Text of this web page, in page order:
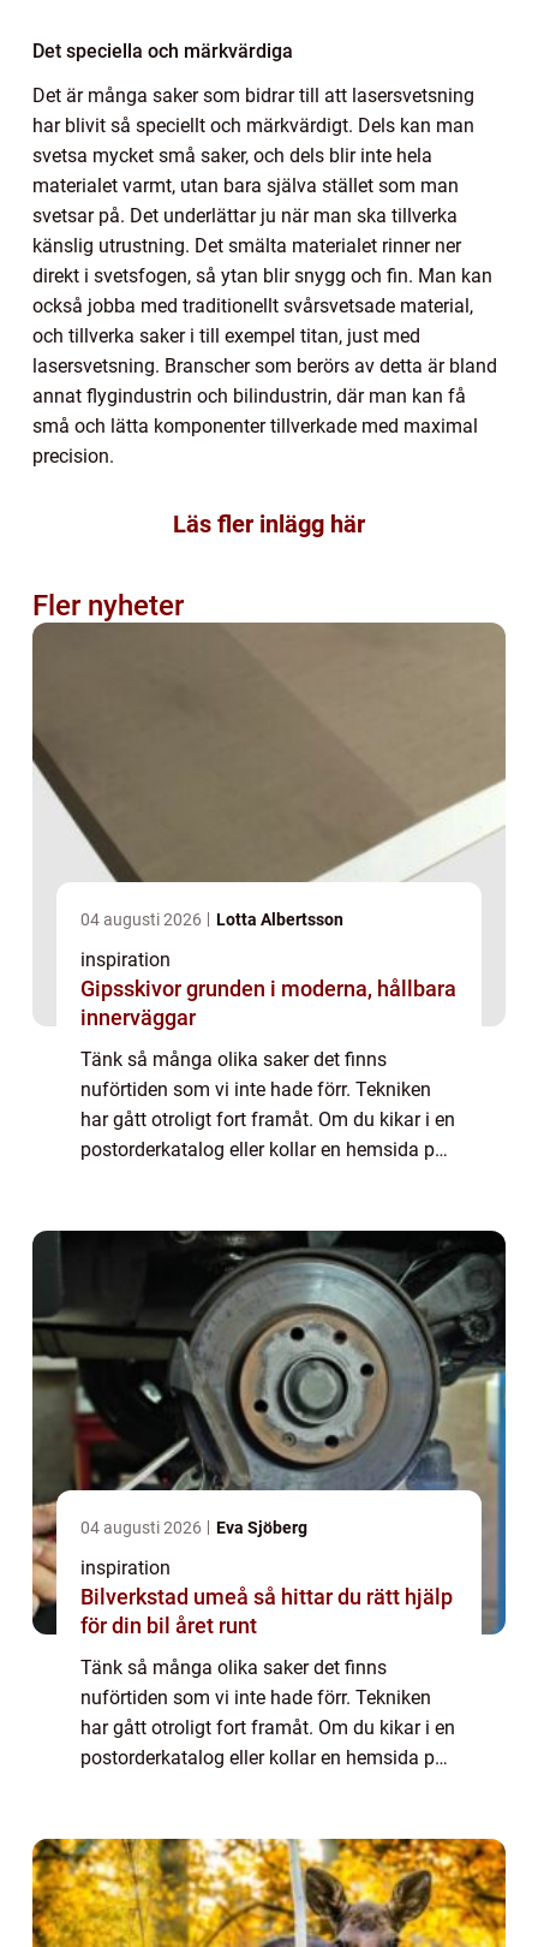
Det speciella och märkvärdiga
Det är många saker som bidrar till att lasersvetsning
har blivit så speciellt och märkvärdigt. Dels kan man
svetsa mycket små saker, och dels blir inte hela
materialet varmt, utan bara själva stället som man
svetsar på. Det underlättar ju när man ska tillverka
känslig utrustning. Det smälta materialet rinner ner
direkt i svetsfogen, så ytan blir snygg och fin. Man kan
också jobba med traditionellt svårsvetsade material,
och tillverka saker i till exempel titan, just med
lasersvetsning. Branscher som berörs av detta är bland
annat flygindustrin och bilindustrin, där man kan få
små och lätta komponenter tillverkade med maximal
precision.
Läs fler inlägg här
Fler nyheter
04 augusti 2026 Lotta Albertsson
inspiration
Gipsskivor grunden i moderna, hållbara
innerväggar
Tänk så många olika saker det finns
nuförtiden som vi inte hade förr. Tekniken
har gått otroligt fort framåt. Om du kikar i en
postorderkatalog eller kollar en hemsida på
04 augusti 2026 Eva Sjöberg
inspiration
Bilverkstad umeå så hittar du rätt hjälp
för din bil året runt
Tänk så många olika saker det finns
nuförtiden som vi inte hade förr. Tekniken
har gått otroligt fort framåt. Om du kikar i en
postorderkatalog eller kollar en hemsida på